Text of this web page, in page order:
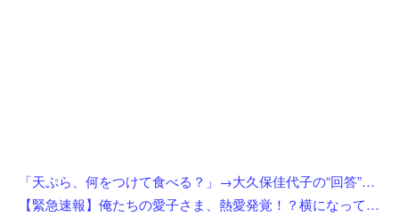
「天ぷら、何をつけて食べる？」→大久保佳代子の“回答”にスタジオ驚き「嘘だろ？」
【緊急速報】俺たちの愛子さま、熱愛発覚！？横になってしまう奴らが大量発生してしまう…